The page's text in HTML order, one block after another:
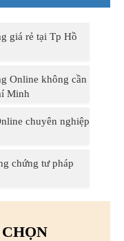
giá rẻ tại Tp Hồ
Online không cần
Minh
chuyên nghiệp
chứng tư pháp